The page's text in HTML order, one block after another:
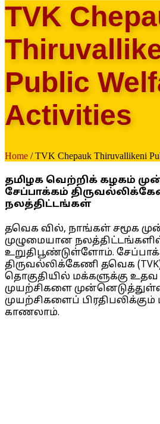
TVK
Public
Activities
Home / TVK Chepauk Thiruvallikeni
தமிழக வெற்றிக் கழகம்
சேப்பாக்கம்
நலத்திட்டங்கள்
தவெக வில், நாங்கள் சமூக
முழுமையான
உறுதிபூண்டுள்ளோம்.
திருவல்லிக்கேணி தவெக
தொகுதியில் மக்களுக்கு
முயற்சிகளை
முயற்சிகளைப்
காணலாம்.